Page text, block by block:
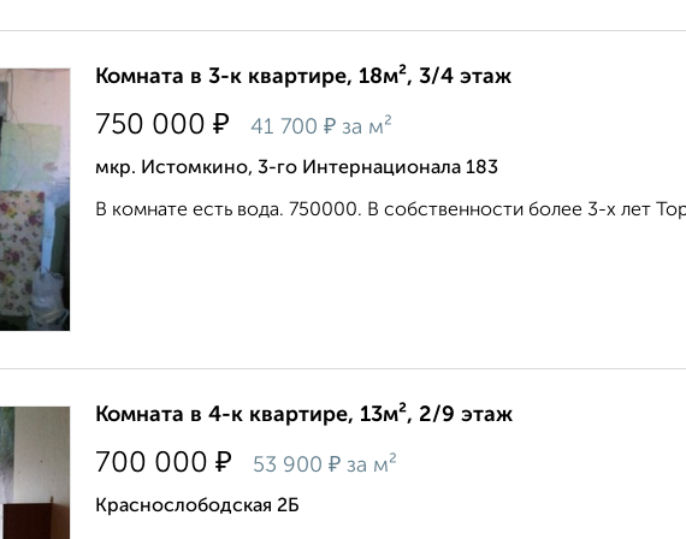
Комната в 3-к квартире, 18м², 3/4 этаж
750 000 ₽ 41 700 ₽ за м²
мкр. Истомкино, 3-го Интернационала 183
В комнате есть вода. 750000. В собственности более 3-х лет
Комната в 4-к квартире, 13м², 2/9 этаж
700 000 ₽ 53 900 ₽ за м²
Краснослободская 2Б